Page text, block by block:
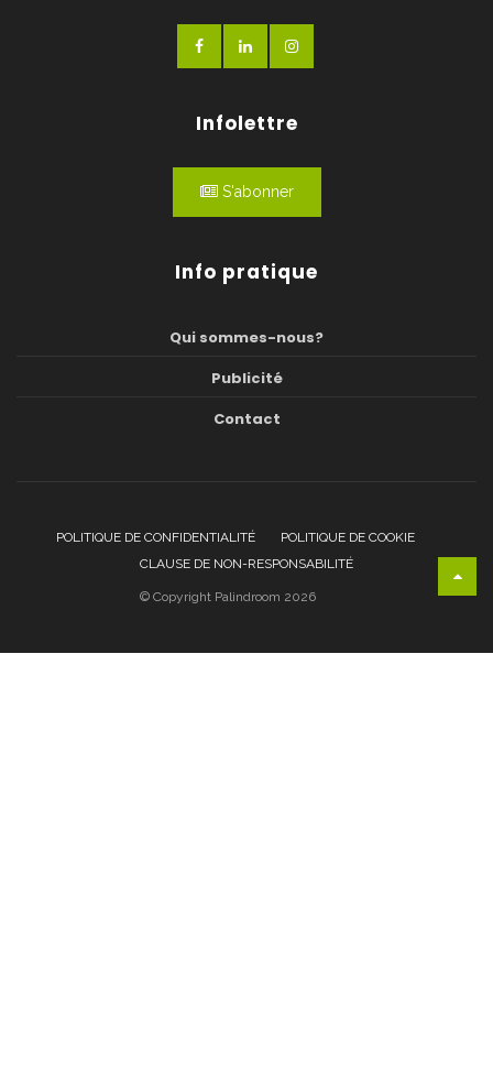
Infolettre
S'abonner
Info pratique
Qui sommes-nous?
Publicité
Contact
POLITIQUE DE CONFIDENTIALITÉ
POLITIQUE DE COOKIE
CLAUSE DE NON-RESPONSABILITÉ
© Copyright Palindroom 2026